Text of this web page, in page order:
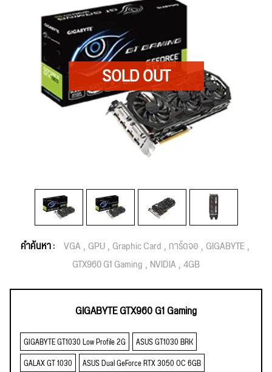
คำค้นหา : VGA GPU Graphic Card การ์ดจอ GIGABYTE
GTX960 G1 Gaming NVIDIA 4GB
GIGABYTE GTX960 G1 Gaming
GIGABYTE GT1030 Low Profile 2G
ASUS GT1030 BRK
GALAX GT 1030
ASUS Dual GeForce RTX 3050 OC 6GB